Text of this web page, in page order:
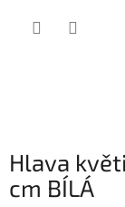
Hlava
cm BÍLÁ